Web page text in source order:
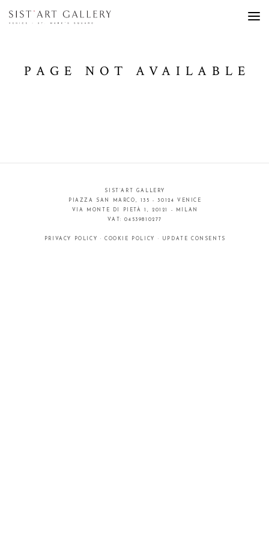
PAGE NOT AVAILABLE
SIST’ART GALLERY
PIAZZA SAN MARCO, 135 - 30124 VENICE
VIA MONTE DI PIETÀ 1, 20121 - MILAN
VAT: 04539810277
PRIVACY POLICY ·COOKIE POLICY · UPDATE CONSENTS